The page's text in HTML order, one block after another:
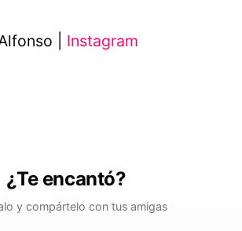
| Instagram
¿Te encantó?
y compártelo con tus amigas